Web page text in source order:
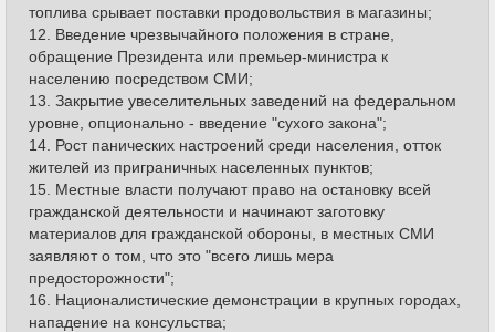
топлива срывает поставки продовольствия в магазины;
12. Введение чрезвычайного положения в стране,
обращение Президента или премьер-министра к
населению посредством СМИ;
13. Закрытие увеселительных заведений на федеральном
уровне, опционально - введение "сухого закона";
14. Рост панических настроений среди населения, отток
жителей из приграничных населенных пунктов;
15. Местные власти получают право на остановку всей
гражданской деятельности и начинают заготовку
материалов для гражданской обороны, в местных СМИ
заявляют о том, что это "всего лишь мера
предосторожности";
16. Националистические демонстрации в крупных городах,
нападение на консульства;